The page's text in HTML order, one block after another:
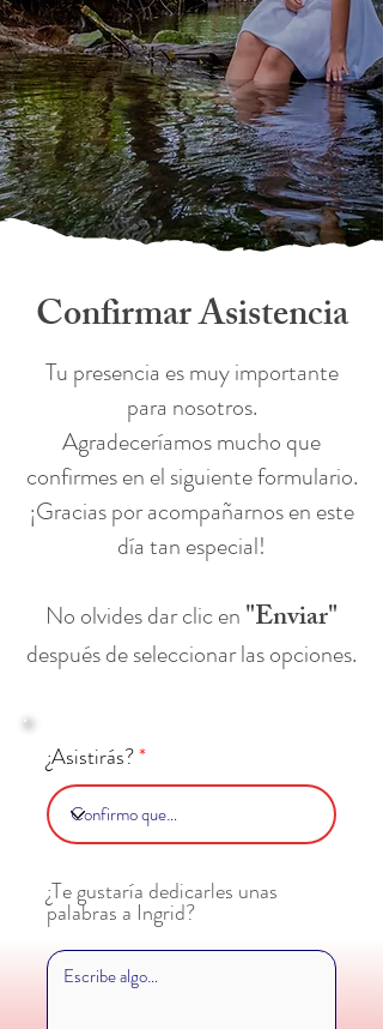
Confirmar Asistencia
Tu presencia es muy importante
para nosotros.
Agradeceríamos mucho que
confirmes en el siguiente formulario.
¡Gracias por acompañarnos en este
día tan especial!
No olvides dar clic en "Enviar"
después de seleccionar las opciones.
¿Asistirás?
¿Te gustaría dedicarles unas
palabras a Ingrid?